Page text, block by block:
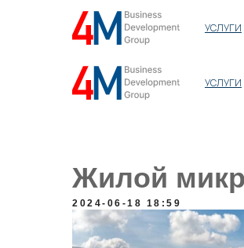
УСЛУГИ
УСЛУГИ
Жилой
2024-06-18 18:59